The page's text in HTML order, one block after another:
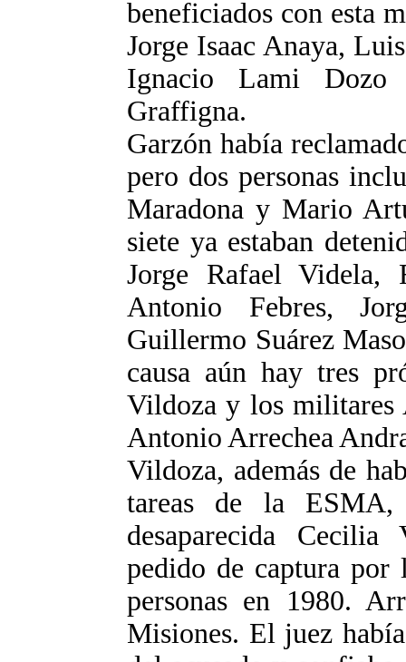
beneficiados con esta
Jorge Isaac Anaya,
Ignacio Lami Dozo
Graffigna.
Garzón había
pero dos personas
Maradona y Mario
siete ya estaban
Jorge Rafael Videla,
Antonio Febres,
Guillermo Suárez
causa aún hay tres
Vildoza y los militares
Antonio Arrechea
Vildoza, además de
tareas de la
desaparecida
pedido de captura por
personas en 1980.
Misiones. El juez